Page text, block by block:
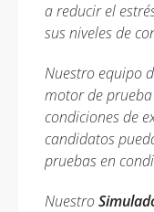
a reducir el
sus niveles de
Nuestro equipo
motor de
condiciones de
candidatos
pruebas en
Nuestro